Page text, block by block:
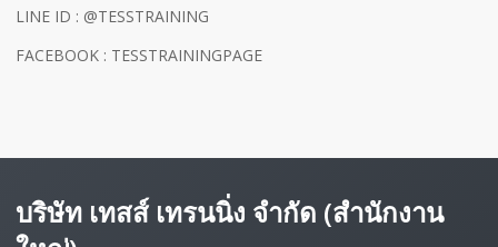
LINE ID : @TESSTRAINING
FACEBOOK : TESSTRAININGPAGE
บริษัท เทสส์ เทรนนิ่ง จำกัด (สำนักงาน